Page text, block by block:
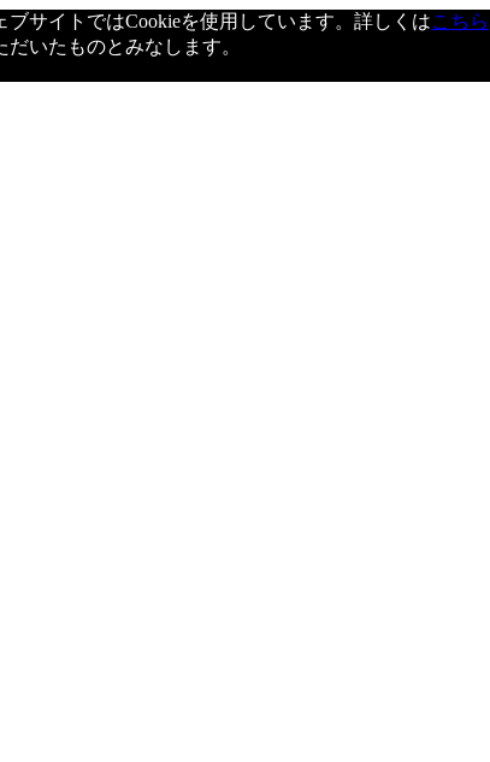
サイトではCookieを使用しています。詳しくはこちら
だいたものとみなします。